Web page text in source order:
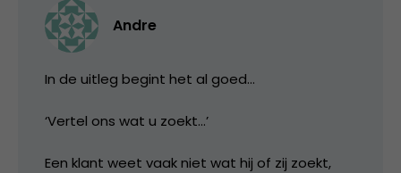
Andre
In de uitleg begint het al goed…
‘Vertel ons wat u zoekt…’
Een klant weet vaak niet wat hij of zij zoekt,